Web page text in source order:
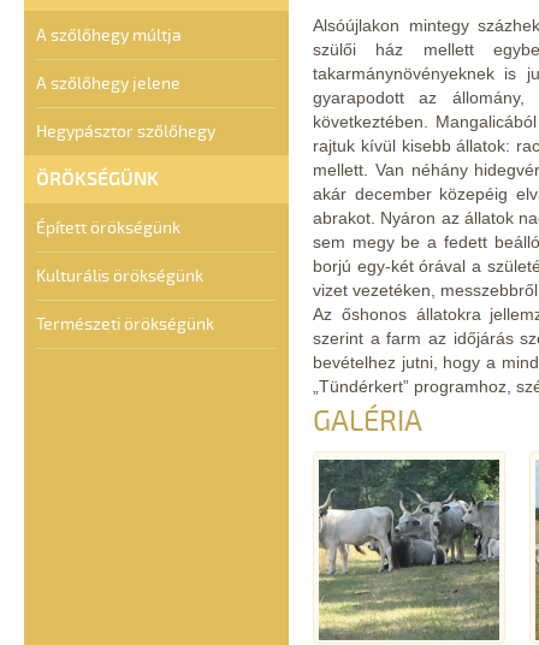
A szőlőhegy múltja
A szőlőhegy jelene
Hegypásztor szőlőhegy
ÖRÖKSÉGÜNK
Épített örökségünk
Kulturális örökségünk
Természeti örökségünk
Alsóújlakon mintegy
szülői ház mellett
takarmánynövényeknek is
gyarapodott az
következtében.
rajtuk kívül kisebb állatok:
mellett. Van néhány
akár december közepéig
abrakot. Nyáron az állatok
sem megy be a fedett
borjú egy-két órával a
vizet vezetéken,
Az őshonos állatokra
szerint a farm az időjárás
bevételhez jutni, hogy a
„Tündérkert” programhoz,
GALÉRIA